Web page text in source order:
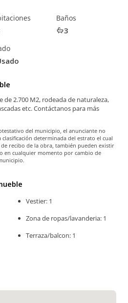
Baños
3
de 2.700 M2, rodeada de naturaleza,
etc. Contáctanos para más
del municipio, el anunciante no
determinada del estrato el cual
recibo de la obra, también pueden existir
en cualquier momento por cambio de
Vestier: 1
Zona de ropas/lavanderia: 1
Terraza/balcon: 1